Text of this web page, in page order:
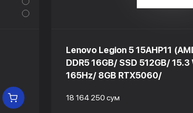
В КОРЗИНУ
Lenovo Legion 5 15AHP11
DDR5 16GB/ SSD 512GB/ 15.3
165Hz/ 8GB RTX5060/
18 164 250 сум